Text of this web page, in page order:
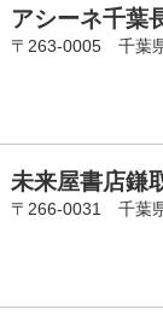
アシーネ千葉
〒263-0005 千葉
未来屋書店鎌
〒266-0031 千葉